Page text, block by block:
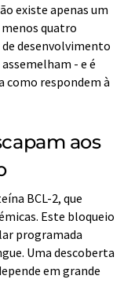
existe apenas um
quatro
desenvolvimento
- e é
como respondem à
aos
BCL-2, que
Este bloqueio
programada
Uma descoberta
em grande